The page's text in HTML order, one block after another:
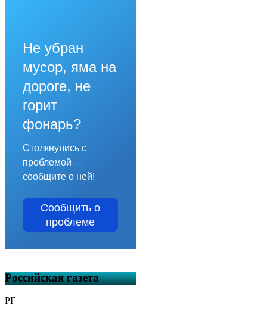
Не убран
мусор, яма на
дороге, не
горит
фонарь?
Столкнулись с
проблемой —
сообщите о ней!
Сообщить о
проблеме
Российская газета
РГ